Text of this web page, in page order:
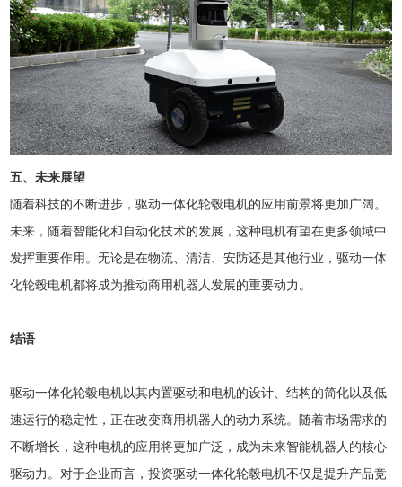
五、未来展望
随着科技的不断进步，驱动一体化轮毂电机的应用前景将更加广阔。
未来，随着智能化和自动化技术的发展，这种电机有望在更多领域中
发挥重要作用。无论是在物流、清洁、安防还是其他行业，驱动一体
化轮毂电机都将成为推动商用机器人发展的重要动力。
结语
驱动一体化轮毂电机以其内置驱动和电机的设计、结构的简化以及低
速运行的稳定性，正在改变商用机器人的动力系统。随着市场需求的
不断增长，这种电机的应用将更加广泛，成为未来智能机器人的核心
驱动力。对于企业而言，投资驱动一体化轮毂电机不仅是提升产品竞